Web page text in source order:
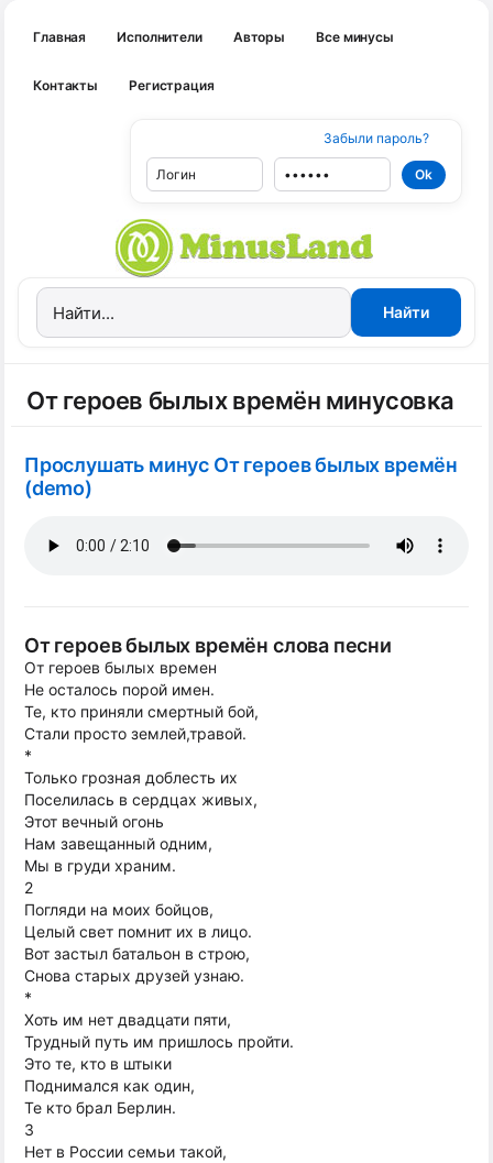
Главная Исполнители Авторы Все минусы
Контакты Регистрация
Забыли пароль?
От героев былых времён минусовка
Прослушать минус От героев былых времён
(demo)
От героев былых времён слова песни
От героев былых времен
Не осталось порой имен.
Те, кто приняли смертный бой,
Стали просто землей,травой.
*
Только грозная доблесть их
Поселилась в сердцах живых,
Этот вечный огонь
Нам завещанный одним,
Мы в груди храним.
2
Погляди на моих бойцов,
Целый свет помнит их в лицо.
Вот застыл батальон в строю,
Снова старых друзей узнаю.
*
Хоть им нет двадцати пяти,
Трудный путь им пришлось пройти.
Это те, кто в штыки
Поднимался как один,
Те кто брал Берлин.
3
Нет в России семьи такой,